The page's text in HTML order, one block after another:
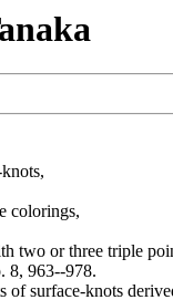
colorings,
two or three triple
8, 963--978.
of surface-knots